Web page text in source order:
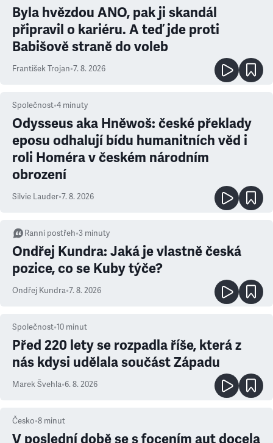
Byla hvězdou ANO, pak ji skandál
připravil o kariéru. A teď jde proti
Babišově straně do voleb
František Trojan•7. 8. 2026
Společnost•4 minuty
Odysseus aka Hněwoš: české překlady
eposu odhalují bídu humanitních věd i
roli Homéra v českém národním
obrození
Silvie Lauder•7. 8. 2026
Ranní postřeh•3 minuty
Ondřej Kundra: Jaká je vlastně česká
pozice, co se Kuby týče?
Ondřej Kundra•7. 8. 2026
Společnost•10 minut
Před 220 lety se rozpadla říše, která z
nás kdysi udělala součást Západu
Marek Švehla•6. 8. 2026
Česko•8 minut
V poslední době se s focením aut docela